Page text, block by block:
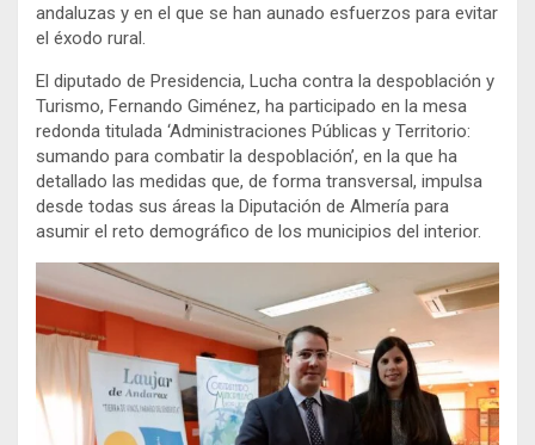
andaluzas y en el que se han aunado esfuerzos para evitar
el éxodo rural.
El diputado de Presidencia, Lucha contra la despoblación y
Turismo, Fernando Giménez, ha participado en la mesa
redonda titulada ‘Administraciones Públicas y Territorio:
sumando para combatir la despoblación’, en la que ha
detallado las medidas que, de forma transversal, impulsa
desde todas sus áreas la Diputación de Almería para
asumir el reto demográfico de los municipios del interior.